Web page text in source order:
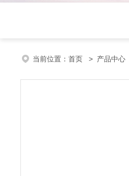
当前位置： 首页 > 产品中心